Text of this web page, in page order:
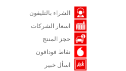
الشراء بالتليفون
اسعار الشركات
حجز المنتج
نقاط فودافون
اسأل خبير